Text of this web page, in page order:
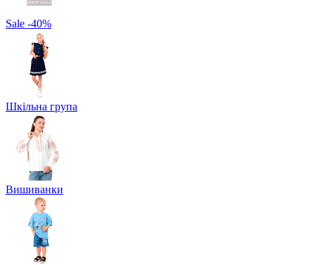
Sale -40%
Шкільна група
Вишиванки